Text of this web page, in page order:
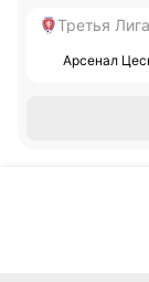
АвторТретья Лига
Арсенал